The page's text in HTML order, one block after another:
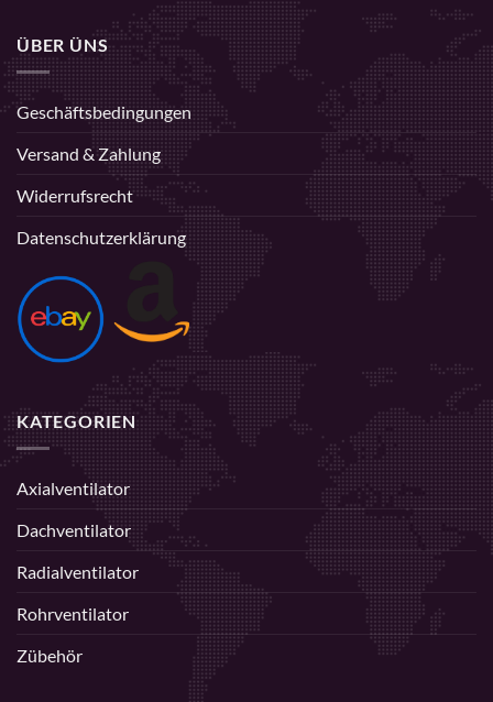
ÜBER ÜNS
Geschäftsbedingungen
Versand & Zahlung
Widerrufsrecht
Datenschutzerklärung
KATEGORIEN
Axialventilator
Dachventilator
Radialventilator
Rohrventilator
Zübehör